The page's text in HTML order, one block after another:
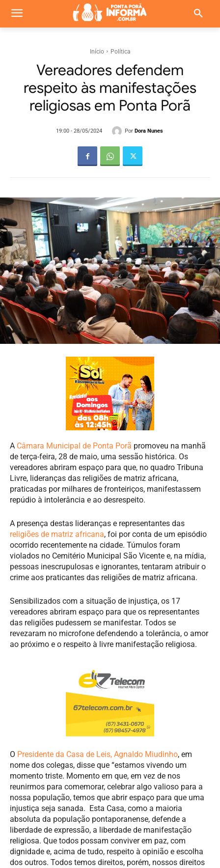
Início Política
Vereadores defendem
respeito às manifestações
religiosas em Ponta Porã
19:00 - 28/05/2024 Por Dora Nunes
A Câmara Municipal de Ponta Porã promoveu na manhã
de terça-feira, 28 de maio, uma sessão histórica. Os
vereadores abriram espaço para que, no quadro Tribuna
Livre, lideranças das religiões de matriz africana,
praticadas por milhares de fronteiriços, manifestassem
repúdio à intolerância e ao desrespeito.
A presença destas lideranças e representantes das
religiões de matriz africana, foi por conta de um episódio
ocorrido recentemente na cidade. Túmulos foram
violados no Cemitério Municipal São Vicente e, na mídia,
pessoas inescrupulosas e ignorantes, tentaram atribuir o
crime aos praticantes das religiões de matriz africana.
Sensibilizados com a situação de injustiça, os 17
vereadores abriram espaço para que os representantes
das religiões pudessem se manifestar. Todos se
revezaram no microfone defendendo a tolerância, o amor
ao próximo e o respeito à livre manifestação religiosa.
O Presidente da Casa de Leis, Agnaldo Miudinho, em
nome dos colegas, disse que “estamos vivendo um
momento triste. Momento em que, em vez de nos
reunirmos para comemorar, celebrar algo valioso para a
nossa população, temos que abrir espaço para que uma
injustiça seja sanada. Esta Casa, como a maioria
absoluta da população pontaporanense, defende a
liberdade de expressão, a liberdade de manifestação
religiosa. Que todos possam conviver em paz, com
dignidade e, acima de tudo, respeito à opinião e escolha
dos outros. Todos temos direitos, porém, nossos direitos